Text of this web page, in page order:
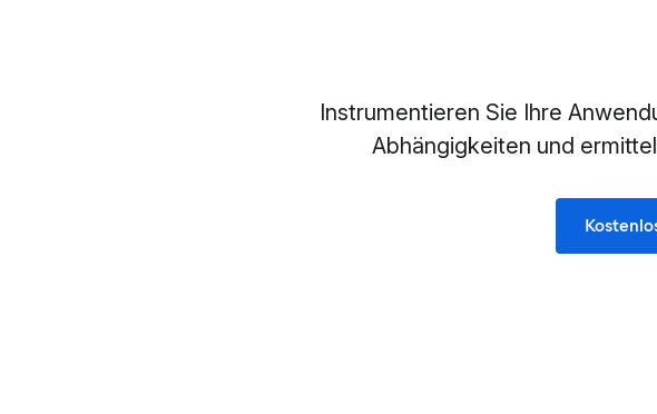
Instrumentieren Sie Ihre
Abhängigkeiten und